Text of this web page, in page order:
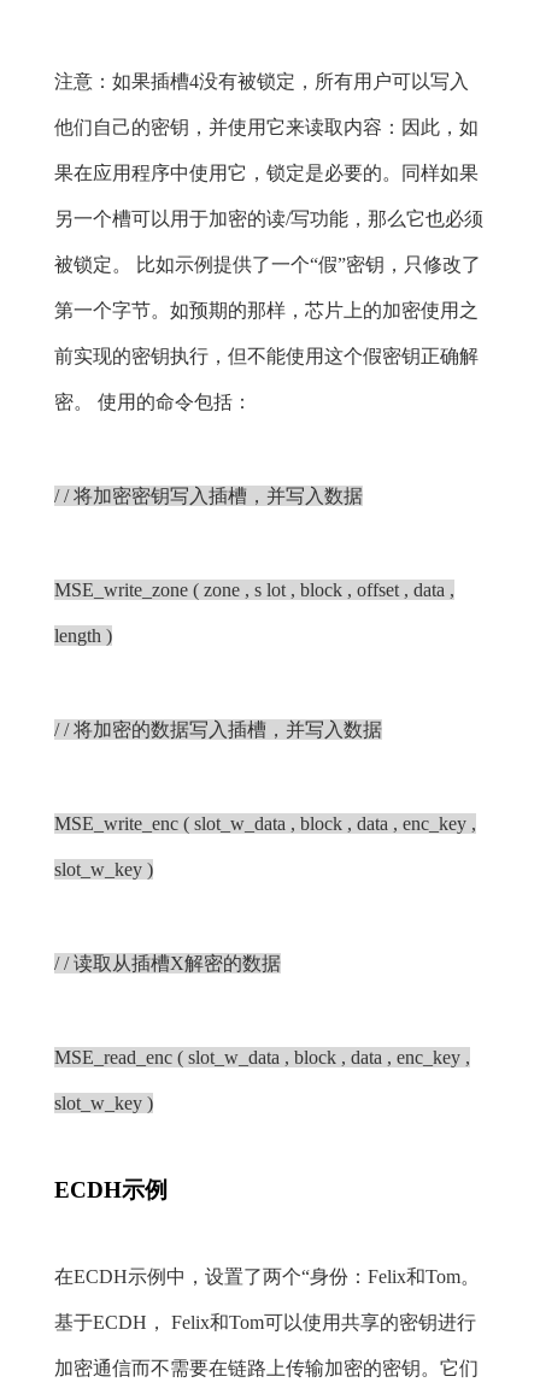
注意：如果插槽4没有被锁定，所有用户可以写入
他们自己的密钥，并使用它来读取内容：因此，如
果在应用程序中使用它，锁定是必要的。同样如果
另一个槽可以用于加密的读/写功能，那么它也必须
被锁定。 比如示例提供了一个“假”密钥，只修改了
第一个字节。如预期的那样，芯片上的加密使用之
前实现的密钥执行，但不能使用这个假密钥正确解
密。 使用的命令包括：
/ / 将加密密钥写入插槽，并写入数据
MSE_write_zone ( zone , s lot , block , offset , data ,
length )
/ / 将加密的数据写入插槽，并写入数据
MSE_write_enc ( slot_w_data , block , data , enc_key ,
slot_w_key )
/ / 读取从插槽X解密的数据
MSE_read_enc ( slot_w_data , block , data , enc_key ,
slot_w_key )
ECDH示例
在ECDH示例中，设置了两个“身份：Felix和Tom。
基于ECDH， Felix和Tom可以使用共享的密钥进行
加密通信而不需要在链路上传输加密的密钥。它们